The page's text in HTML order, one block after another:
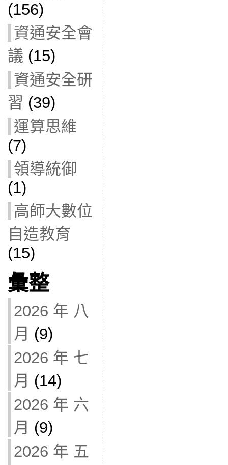
(156)
資通安全會
議 (15)
資通安全研
習 (39)
運算思維
(7)
領導統御
(1)
高師大數位
自造教育
(15)
彙整
2026 年 八
月 (9)
2026 年 七
月 (14)
2026 年 六
月 (9)
2026 年 五